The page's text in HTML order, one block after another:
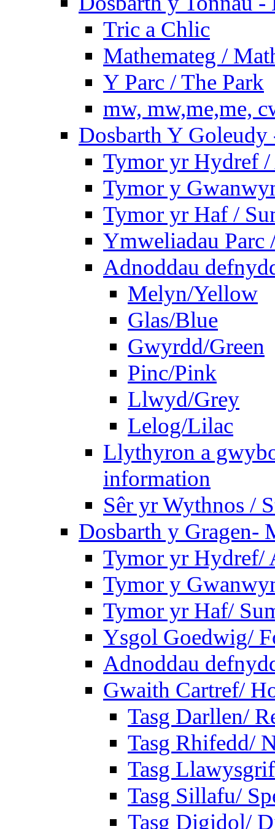
Tric a Chlic
Mathemateg /
Y Parc / The Park
mw, mw,me,me,
Dosbarth Y
Tymor yr Hydref
Tymor y
Tymor yr Haf /
Ymweliadau Parc
Adnoddau
Melyn/Yellow
Glas/Blue
Gwyrdd/Green
Pinc/Pink
Llwyd/Grey
Lelog/Lilac
Llythyron a
information
Sêr yr Wythnos /
Dosbarth y Gragen-
Tymor yr Hydref/
Tymor y
Tymor yr Haf/
Ysgol Goedwig/
Adnoddau
Gwaith Cartref/
Tasg Darllen/
Tasg Rhifedd/
Tasg
Tasg Sillafu/
Tasg Digidol/